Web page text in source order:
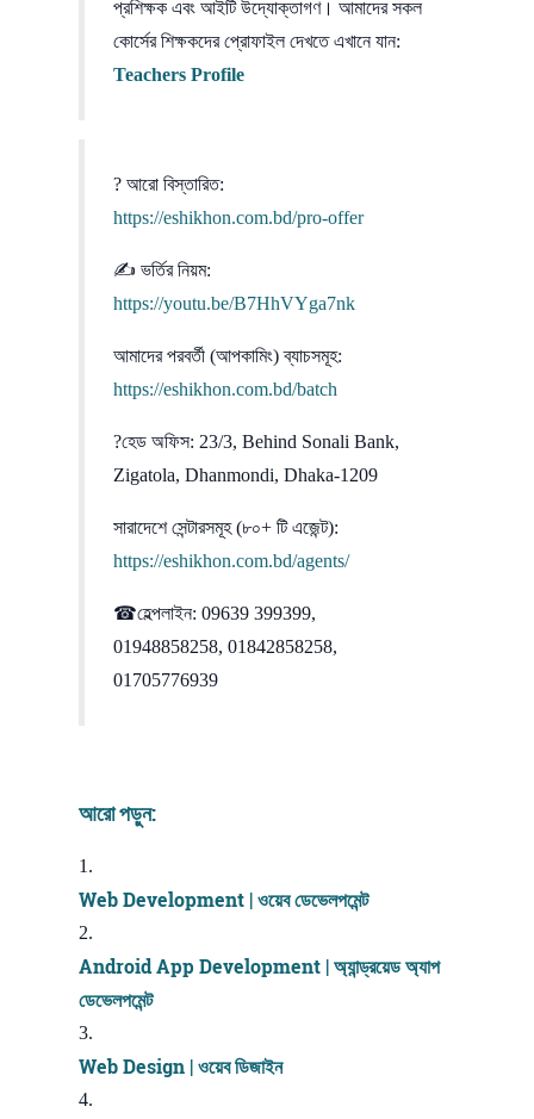
প্রশিক্ষক এবং আইটি উদ্যোক্তাগণ। আমাদের সকল
কোর্সের শিক্ষকদের প্রোফাইল দেখতে এখানে যান:
Teachers Profile
? আরো বিস্তারিত:
https://eshikhon.com.bd/pro-offer
✍ ভর্তির নিয়ম:
https://youtu.be/B7HhVYga7nk
আমাদের পরবর্তী (আপকামিং) ব্যাচসমূহ:
https://eshikhon.com.bd/batch
?হেড অফিস: 23/3, Behind Sonali Bank,
Zigatola, Dhanmondi, Dhaka-1209
সারাদেশে সেন্টারসমূহ (৮০+ টি এজেন্ট):
https://eshikhon.com.bd/agents/
☎হেল্পলাইন: 09639 399399,
01948858258, 01842858258,
01705776939
আরো পড়ুন:
Web Development | ওয়েব ডেভেলপমেন্ট
Android App Development | অ্যান্ড্রয়েড অ্যাপ
ডেভেলপমেন্ট
Web Design | ওয়েব ডিজাইন